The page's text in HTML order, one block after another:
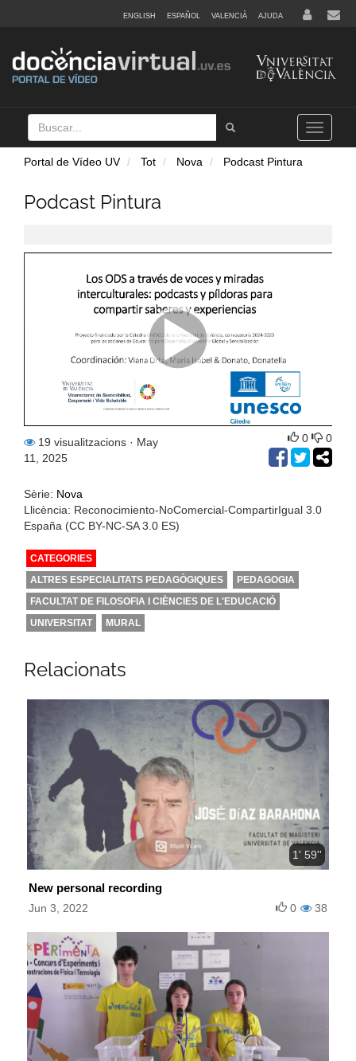
ENGLISH ESPAÑOL VALENCIÀ AJUDA
Buscar
Tramet
Toggle
navigation
Portal de Vídeo UV Tot Nova Podcast Pintura
Podcast Pintura
19 visualitzacions · May
11, 2025
0 0
Sèrie: Nova
Llicència: Reconocimiento-NoComercial-CompartirIgual 3.0
España (CC BY-NC-SA 3.0 ES)
CATEGORIES
ALTRES ESPECIALITATS PEDAGÒGIQUES
PEDAGOGIA
FACULTAT DE FILOSOFIA I CIÈNCIES DE L'EDUCACIÓ
UNIVERSITAT
MURAL
Relacionats
1' 59''
New personal recording
Jun 3, 2022 38
0